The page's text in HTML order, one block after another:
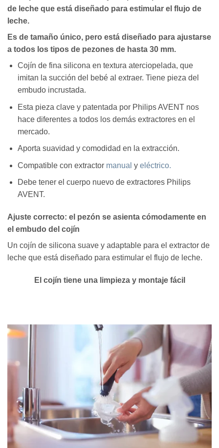
de leche que está diseñado para estimular el flujo de
leche.
Es de tamaño único, pero está diseñado para ajustarse
a todos los tipos de pezones de hasta 30 mm.
Cojín de fina silicona en textura aterciopelada, que
imitan la succión del bebé al extraer. Tiene pieza del
embudo incrustada.
Esta pieza clave y patentada por Philips AVENT nos
hace diferentes a todos los demás extractores en el
mercado.
Aporta suavidad y comodidad en la extracción.
Compatible con extractor manual y eléctrico.
Debe tener el cuerpo nuevo de extractores Philips
AVENT.
Ajuste correcto: el pezón se asienta cómodamente en
el embudo del cojín
Un cojín de silicona suave y adaptable para el extractor de
leche que está diseñado para estimular el flujo de leche.
El cojín tiene una limpieza y montaje fácil